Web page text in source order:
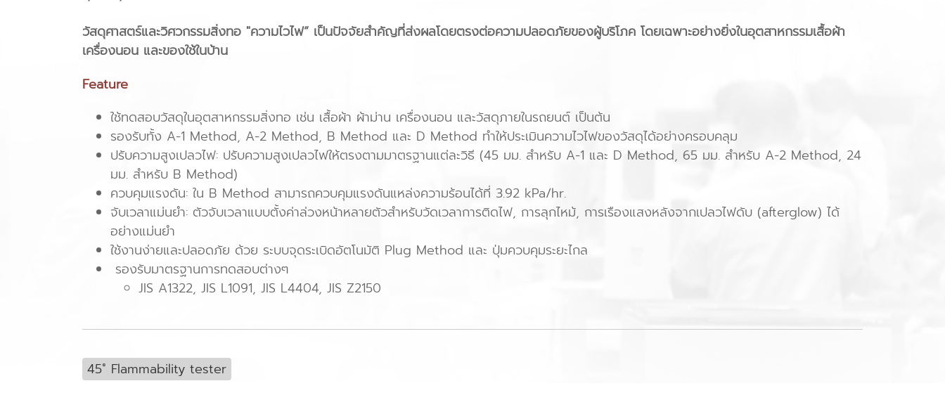
วัสดุศาสตร์และวิศวกรรมสิ่งทอ "ความไวไฟ“ เป็นปัจจัยสำคัญที่ส่งผลโดยตรงต่อความปลอดภัยของผู้บริโภค โดยเฉพาะอย่างยิ่งในอุตสาหกรรมเสื้อผ้า
เครื่องนอน และของใช้ในบ้าน
Feature
ใช้ทดสอบวัสดุในอุตสาหกรรมสิ่งทอ เช่น เสื้อผ้า ผ้าม่าน เครื่องนอน และวัสดุภายในรถยนต์ เป็นต้น
รองรับทั้ง A-1 Method, A-2 Method, B Method และ D Method ทำให้ประเมินความไวไฟของวัสดุได้อย่างครอบคลุม
ปรับความสูงเปลวไฟ: ปรับความสูงเปลวไฟให้ตรงตามมาตรฐานแต่ละวิธี (45 มม. สำหรับ A-1 และ D Method, 65 มม. สำหรับ A-2 Method, 24
มม. สำหรับ B Method)
ควบคุมแรงดัน: ใน B Method สามารถควบคุมแรงดันแหล่งความร้อนได้ที่ 3.92 kPa/hr.
จับเวลาแม่นยำ: ตัวจับเวลาแบบตั้งค่าล่วงหน้าหลายตัวสำหรับวัดเวลาการติดไฟ, การลุกไหม้, การเรืองแสงหลังจากเปลวไฟดับ (afterglow) ได้
อย่างแม่นยำ
ใช้งานง่ายและปลอดภัย ด้วย ระบบจุดระเบิดอัตโนมัติ Plug Method และ ปุ่มควบคุมระยะไกล
รองรับมาตรฐานการทดสอบต่างๆ
JIS A1322, JIS L1091, JIS L4404, JIS Z2150
45˚ Flammability tester